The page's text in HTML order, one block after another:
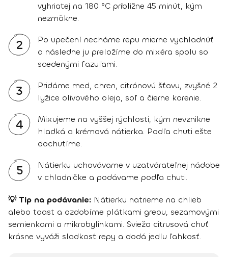
vyhriatej na 180 °C približne 45 minút, kým
nezmäkne.
2
Po upečení necháme repu mierne vychladnúť
a následne ju preložíme do mixéra spolu so
scedenými fazuľami.
3
Pridáme med, chren, citrónovú šťavu, zvyšné 2
lyžice olivového oleja, soľ a čierne korenie.
4
Mixujeme na vyššej rýchlosti, kým nevznikne
hladká a krémová nátierka. Podľa chuti ešte
dochutíme.
5
Nátierku uchovávame v uzatvárateľnej nádobe
v chladničke a podávame podľa chuti.
💡 Tip na podávanie: Nátierku natrieme na chlieb
alebo toast a ozdobíme plátkami grepu, sezamovými
semienkami a mikrobylinkami. Svieža citrusová chuť
krásne vyváži sladkosť repy a dodá jedlu ľahkosť.